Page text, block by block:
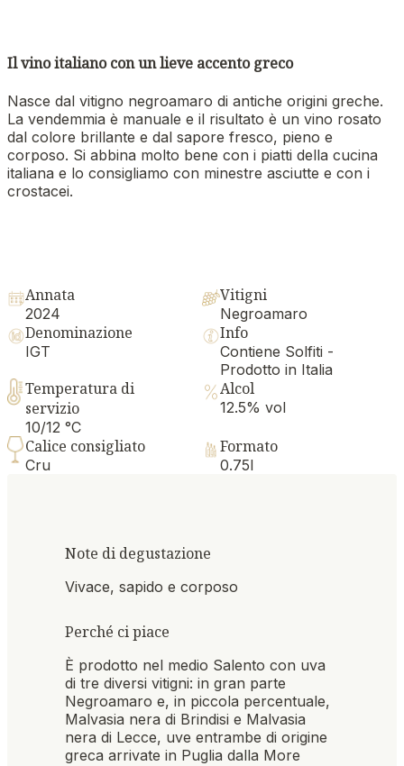
Il vino italiano con un lieve accento greco
Nasce dal vitigno negroamaro di antiche origini greche.
La vendemmia è manuale e il risultato è un vino rosato
dal colore brillante e dal sapore fresco, pieno e
corposo. Si abbina molto bene con i piatti della cucina
italiana e lo consigliamo con minestre asciutte e con i
crostacei.
Annata
2024
Vitigni
Negroamaro
Denominazione
IGT
Info
Contiene Solfiti -
Prodotto in Italia
Temperatura di
servizio
10/12 °C
Alcol
12.5% vol
Calice consigliato
Cru
Formato
0.75l
Note di degustazione
Vivace, sapido e corposo
Perché ci piace
È prodotto nel medio Salento con uva
di tre diversi vitigni: in gran parte
Negroamaro e, in piccola percentuale,
Malvasia nera di Brindisi e Malvasia
nera di Lecce, uve entrambe di origine
greca arrivate in Puglia dalla More